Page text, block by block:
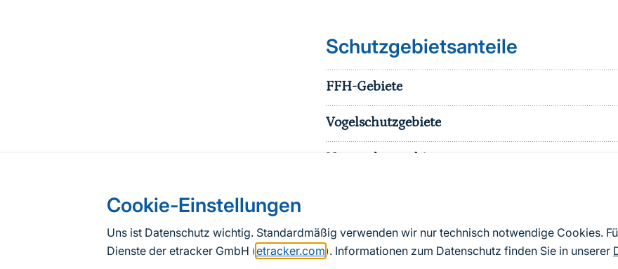
Cookie-Einstellungen
Uns ist Datenschutz wichtig. Standardmäßig verwenden wir nur technisch notwendige Cookies.
Dienste der etracker GmbH (etracker.com ). Informationen zum Datenschutz finden Sie in unserer
Schutzgebietsanteile
FFH-Gebiete
Vogelschutzgebiete
Naturschutzgebiete
sonst. Schutzgebiete